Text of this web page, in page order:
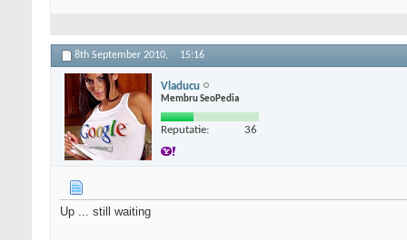
8th September 2010, 15:16
Vladucu
Membru SeoPedia
Reputatie: 36
Up ... still waiting